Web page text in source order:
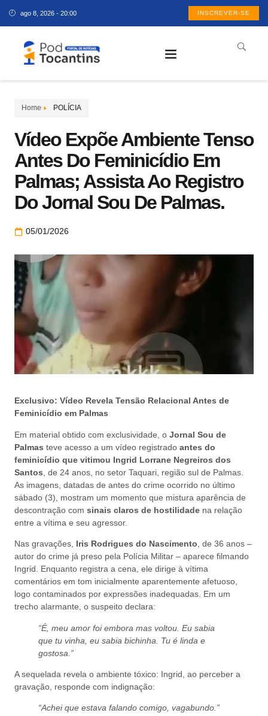
ago 8, 2026 - 20:00 INSCREVER-SE
Home POLÍCIA
Vídeo Expõe Ambiente Tenso
Antes Do Feminicídio Em
Palmas; Assista Ao Registro
Do Jornal Sou De Palmas.
05/01/2026
Exclusivo: Vídeo Revela Tensão Relacional Antes de
Feminicídio em Palmas
Em material obtido com exclusividade, o Jornal Sou de
Palmas teve acesso a um vídeo registrado antes do
feminicídio que vitimou Ingrid Lorrane Negreiros dos
Santos , de 24 anos, no setor Taquari, região sul de Palmas.
As imagens, datadas de antes do crime ocorrido no último
sábado (3), mostram um momento que mistura aparência de
descontração com sinais claros de hostilidade na relação
entre a vítima e seu agressor.
Nas gravações, Iris Rodrigues do Nascimento , de 36 anos –
autor do crime já preso pela Polícia Militar – aparece filmando
Ingrid. Enquanto registra a cena, ele dirige à vítima
comentários em tom inicialmente aparentemente afetuoso,
logo contaminados por expressões inadequadas. Em um
trecho alarmante, o suspeito declara:
“É, meu amor foi embora mas voltou. Eu sabia
que tu vinha, eu sabia bichinha. Tu é linda e
gostosa.”
A sequelada revela o ambiente tóxico: Ingrid, ao perceber a
gravação, responde com indignação:
“Achei que estava falando comigo, vagabundo.”